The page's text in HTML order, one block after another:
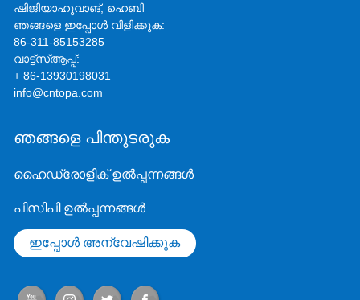
ഷിജിയാഹുവാങ്, ഹെബി
ഞങ്ങളെ ഇപ്പോൾ വിളിക്കുക:
86-311-85153285
വാട്ട്‌സ്ആപ്പ്:
+ 86-13930198031
info@cntopa.com
ഞങ്ങളെ പിന്തുടരുക
ഹൈഡ്രോളിക് ഉൽപ്പന്നങ്ങൾ
പിസിപി ഉൽപ്പന്നങ്ങൾ
ഇപ്പോൾ അന്വേഷിക്കുക